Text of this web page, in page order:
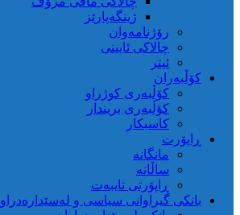
ژینگەپارێز
رۆژنامەوان
چالاکی ئایینی
ئیتر
کۆڵبەران
کۆڵبەری کوژراو
کؤڵبەری بریندار
کاسبکار
ڕاپۆرت
مانگانە
ساڵانە
ڕاپۆرتی تایبەت
بانکی گیراوانی سیاسی و لەسێدارەدراو